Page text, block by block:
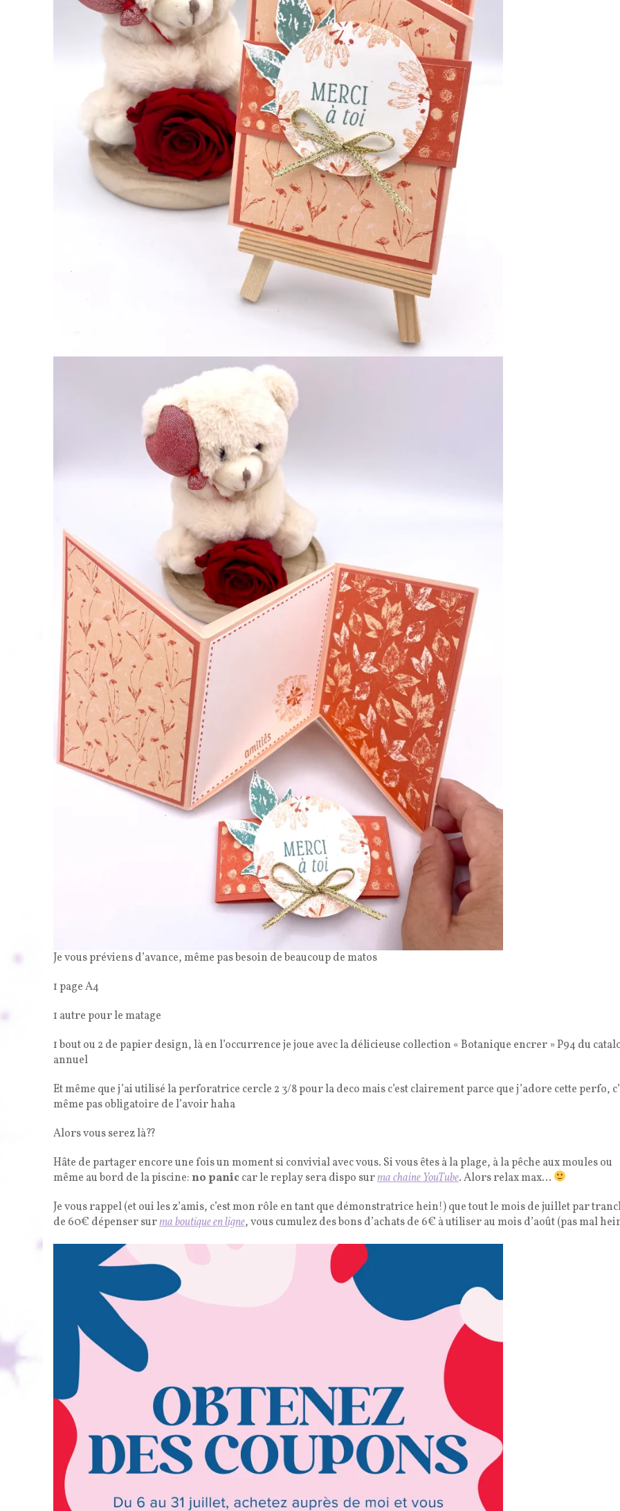
Je vous préviens d’avance, même pas besoin de beaucoup de matos
1 page A4
1 autre pour le matage
1 bout ou 2 de papier design, là en l’occurrence je joue avec la délicieuse collection « Botanique encrer » P94 du
annuel
Et même que j’ai utilisé la perforatrice cercle 2 3/8 pour la deco mais c’est clairement parce que j’adore cette perfo,
même pas obligatoire de l’avoir haha
Alors vous serez là??
Hâte de partager encore une fois un moment si convivial avec vous. Si vous êtes à la plage, à la pêche aux moules ou
même au bord de la piscine: no panic car le replay sera dispo surma chaine YouTube. Alors relax max…
Je vous rappel (et oui les z’amis, c’est mon rôle en tant que démonstratrice hein!) que tout le mois de juillet par
de 60€ dépenser surma boutique en ligne, vous cumulez des bons d’achats de 6€ à utiliser au mois d’août (pas mal